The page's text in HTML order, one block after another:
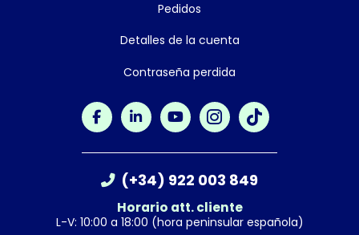
Pedidos
Detalles de la cuenta
Contraseña perdida
(+34) 922 003 849
Horario att. cliente
L-V: 10:00 a 18:00 (hora peninsular española)